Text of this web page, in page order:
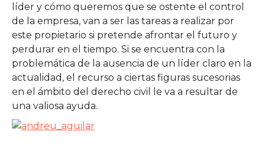
líder y cómo queremos que se ostente el control
de la empresa, van a ser las tareas a realizar por
este propietario si pretende afrontar el futuro y
perdurar en el tiempo. Si se encuentra con la
problemática de la ausencia de un líder claro en la
actualidad, el recurso a ciertas figuras sucesorias
en el ámbito del derecho civil le va a resultar de
una valiosa ayuda.